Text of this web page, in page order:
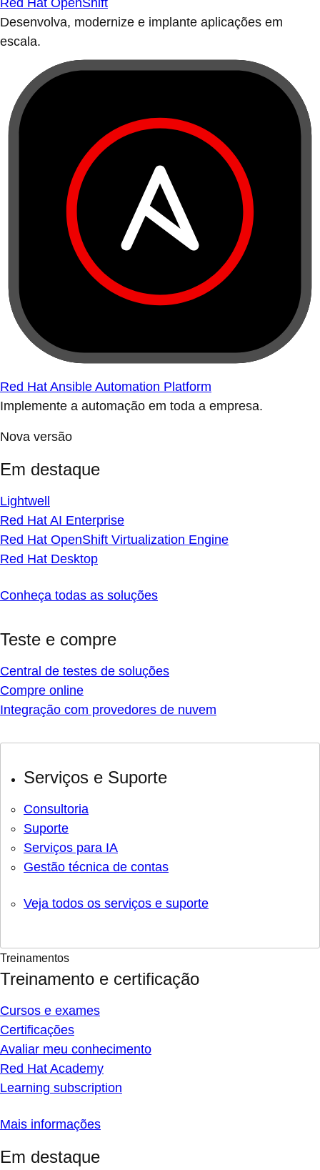
Red Hat OpenShift
Desenvolva, modernize e implante aplicações em
escala.
Red Hat Ansible Automation Platform
Implemente a automação em toda a empresa.
Nova versão
Em destaque
Lightwell
Red Hat AI Enterprise
Red Hat OpenShift Virtualization Engine
Red Hat Desktop
Conheça todas as soluções
Teste e compre
Central de testes de soluções
Compre online
Integração com provedores de nuvem
Serviços e Suporte
Consultoria
Suporte
Serviços para IA
Gestão técnica de contas
Veja todos os serviços e suporte
Treinamentos
Treinamento e certificação
Cursos e exames
Certificações
Avaliar meu conhecimento
Red Hat Academy
Learning subscription
Mais informações
Em destaque